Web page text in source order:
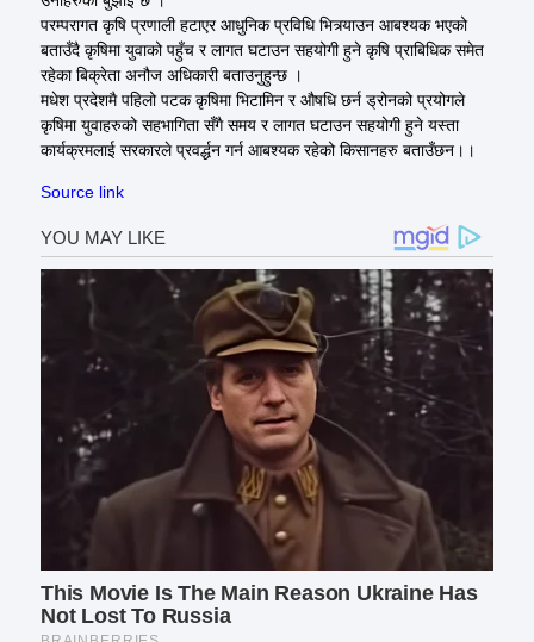
परम्परागत कृषि प्रणाली हटाएर आधुनिक प्रविधि भित्र्याउन आबश्यक भएको
बताउँदै कृषिमा युवाको पहुँच र लागत घटाउन सहयोगी हुने कृषि प्राबिधिक समेत
रहेका बिक्रेता अनौज अधिकारी बताउनुहुन्छ ।
मधेश प्रदेशमै पहिलो पटक कृषिमा भिटामिन र औषधि छर्न ड्रोनको प्रयोगले
कृषिमा युवाहरुको सहभागिता सँगै समय र लागत घटाउन सहयोगी हुने यस्ता
कार्यक्रमलाई सरकारले प्रवर्द्धन गर्न आबश्यक रहेको किसानहरु बताउँछन।।
Source link